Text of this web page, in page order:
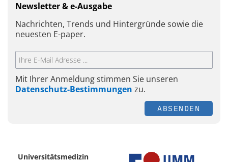
Newsletter & e-Ausgabe
Nachrichten, Trends und Hintergründe sowie die
neuesten E-paper.
Mit Ihrer Anmeldung stimmen Sie unseren
Datenschutz-Bestimmungen zu.
ABSENDEN
Universitätsmedizin